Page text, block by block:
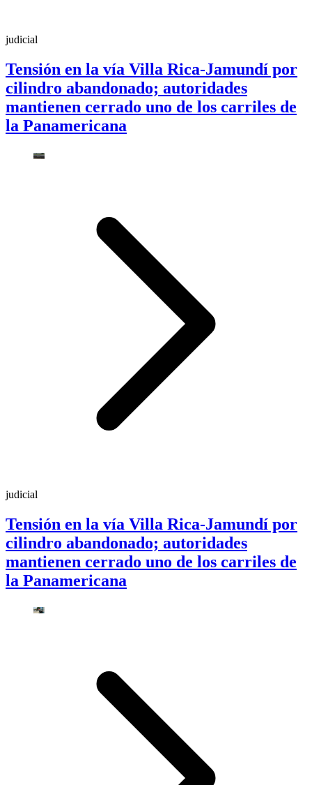
judicial
Tensión en la vía Villa Rica-Jamundí por
cilindro abandonado; autoridades
mantienen cerrado uno de los carriles de
la Panamericana
judicial
Tensión en la vía Villa Rica-Jamundí por
cilindro abandonado; autoridades
mantienen cerrado uno de los carriles de
la Panamericana